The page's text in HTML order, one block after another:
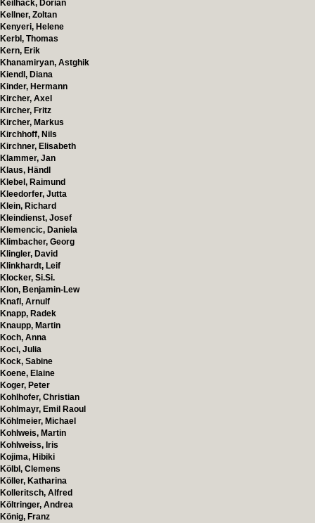
Keilhack, Dorian
Kellner, Zoltan
Kenyeri, Helene
Kerbl, Thomas
Kern, Erik
Khanamiryan, Astghik
Kiendl, Diana
Kinder, Hermann
Kircher, Axel
Kircher, Fritz
Kircher, Markus
Kirchhoff, Nils
Kirchner, Elisabeth
Klammer, Jan
Klaus, Händl
Klebel, Raimund
Kleedorfer, Jutta
Klein, Richard
Kleindienst, Josef
Klemencic, Daniela
Klimbacher, Georg
Klingler, David
Klinkhardt, Leif
Klocker, Si.Si.
Klon, Benjamin-Lew
Knafl, Arnulf
Knapp, Radek
Knaupp, Martin
Koch, Anna
Koci, Julia
Kock, Sabine
Koene, Elaine
Koger, Peter
Kohlhofer, Christian
Kohlmayr, Emil Raoul
Köhlmeier, Michael
Kohlweis, Martin
Kohlweiss, Iris
Kojima, Hibiki
Kölbl, Clemens
Köller, Katharina
Kolleritsch, Alfred
Költringer, Andrea
König, Franz